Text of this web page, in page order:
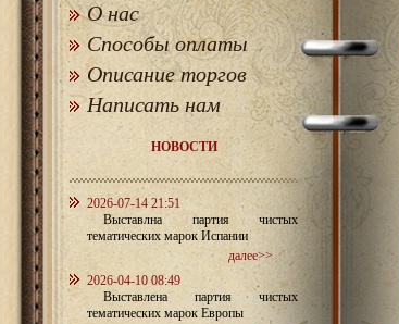
О нас
Способы оплаты
Описание торгов
Написать нам
НОВОСТИ
2026-07-14 21:51
Выставлна партия чистых
тематических марок Испании
далее>>
2026-04-10 08:49
Выставлена партия чистых
тематических марок Европы